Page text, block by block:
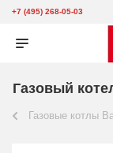
+7 (495) 268-05-03
Газовый
Газовые котлы